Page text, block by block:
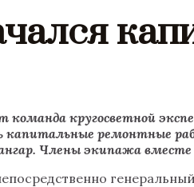
кругосветной
капитальные ремонтные
Члены экипажа